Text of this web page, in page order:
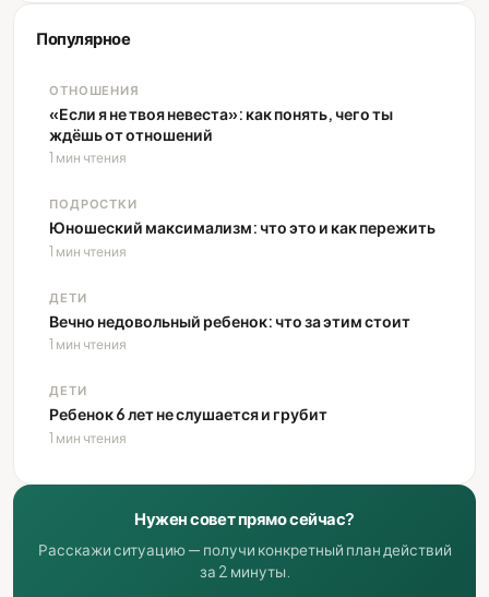
Популярное
ОТНОШЕНИЯ
«Если я не твоя невеста»: как понять, чего ты
ждёшь от отношений
1 мин чтения
ПОДРОСТКИ
Юношеский максимализм: что это и как пережить
1 мин чтения
ДЕТИ
Вечно недовольный ребенок: что за этим стоит
1 мин чтения
ДЕТИ
Ребенок 6 лет не слушается и грубит
1 мин чтения
Нужен совет прямо сейчас?
Расскажи ситуацию — получи конкретный план действий
за 2 минуты.